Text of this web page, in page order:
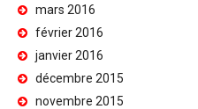
mars 2016
février 2016
janvier 2016
décembre 2015
novembre 2015